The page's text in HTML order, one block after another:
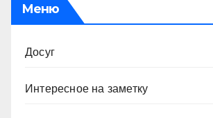
Меню
Досуг
Интересное на заметку